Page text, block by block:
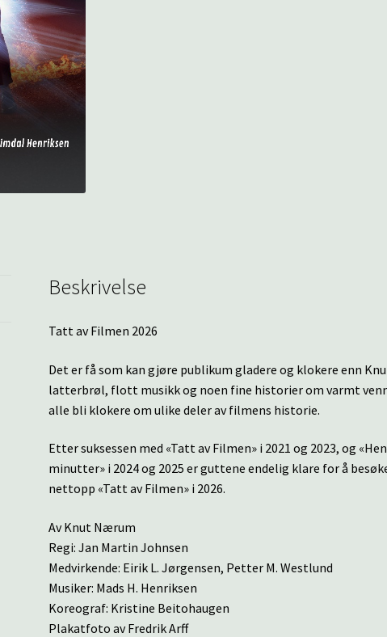
Beskrivelse
Tatt av Filmen 2026
Det er få som kan gjøre publikum gladere og klokere enn
latterbrøl, flott musikk og noen fine historier om varmt
alle bli klokere om ulike deler av filmens historie.
Etter suksessen med «Tatt av Filmen» i 2021 og 2023, og
minutter» i 2024 og 2025 er guttene endelig klare for å
nettopp «Tatt av Filmen» i 2026.
Av Knut Nærum
Regi: Jan Martin Johnsen
Medvirkende: Eirik L. Jørgensen, Petter M. Westlund
Musiker: Mads H. Henriksen
Koreograf: Kristine Beitohaugen
Plakatfoto av Fredrik Arff